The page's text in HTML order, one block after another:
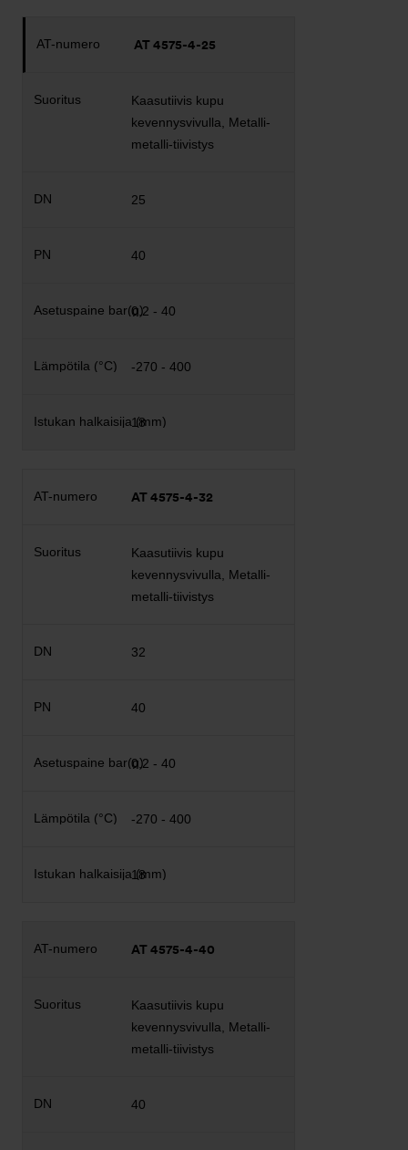
AT 4575-4-25
Kaasutiivis kupu
kevennysvivulla, Metalli-
metalli-tiivistys
25
40
0,2 - 40
-270 - 400
18
AT 4575-4-32
Kaasutiivis kupu
kevennysvivulla, Metalli-
metalli-tiivistys
32
40
0,2 - 40
-270 - 400
18
AT 4575-4-40
Kaasutiivis kupu
kevennysvivulla, Metalli-
metalli-tiivistys
40